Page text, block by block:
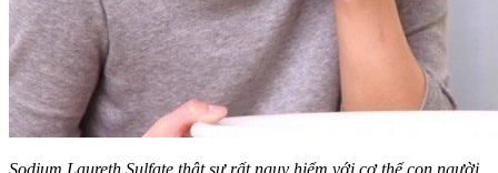
Sodium Laureth Sulfate thật sự rất nguy hiểm với cơ thể con người